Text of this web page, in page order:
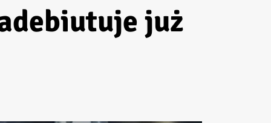
już